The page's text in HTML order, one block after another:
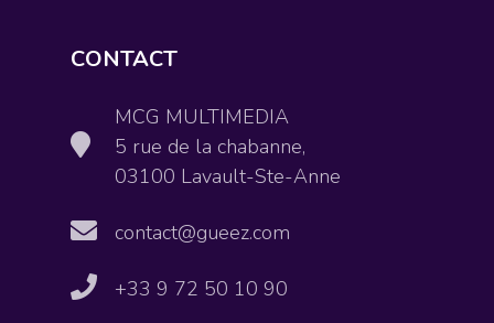
CONTACT
MCG MULTIMEDIA
5 rue de la chabanne,
03100 Lavault-Ste-Anne
contact@gueez.com
+33 9 72 50 10 90